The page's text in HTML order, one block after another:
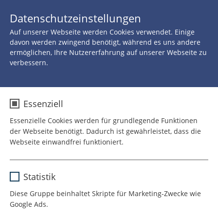
Zurück zu allen Neuigkeiten
25.MÄRZ 2019
Bühne frei für ROTE
NASEN Partner-Clowns
Geballte Clownkraft in Berlin
Im März kamen 19 ROTE NASEN
Partnerclowns aus ganz
Datenschutzeinstellungen
Auf unserer Webseite werden Cookies verwendet. Einige
davon werden zwingend benötigt, während es uns andere
ermöglichen, Ihre Nutzererfahrung auf unserer Webseite zu
verbessern.
Essenziell
Essenzielle Cookies werden für grundlegende Funktionen
der Webseite benötigt. Dadurch ist gewährleistet, dass die
Webseite einwandfrei funktioniert.
Laufzeit
Statistik
Diese Gruppe beinhaltet Skripte für Marketing-Zwecke wie
Google Ads.